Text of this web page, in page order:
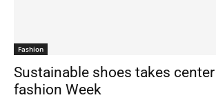
Fashion
Sustainable shoes takes
fashion Week